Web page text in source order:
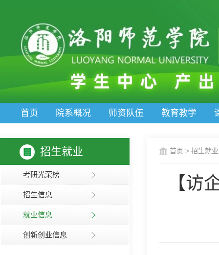
首页 院系概况 师资队伍 教育教学
招生就业
考研光荣榜
招生信息
就业信息
创新创业信息
首页 > 招生就业
【访